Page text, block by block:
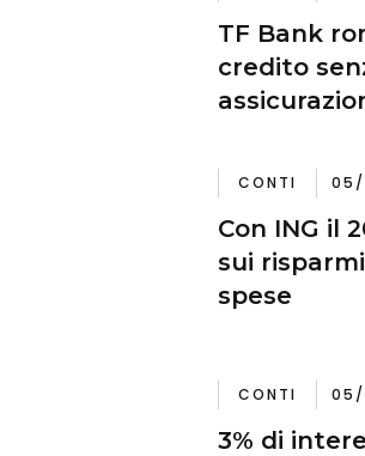
TF Bank
credito
CONTI 05/
Con ING il
sui
spese
CONTI 05/
3% di